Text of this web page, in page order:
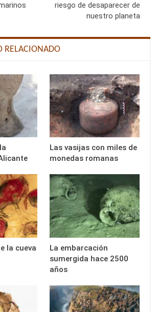
riesgo de desaparecer de
nuestro planeta
RELACIONADO
Las vasijas con miles de
monedas romanas
la cueva
La embarcación
sumergida hace 2500
años